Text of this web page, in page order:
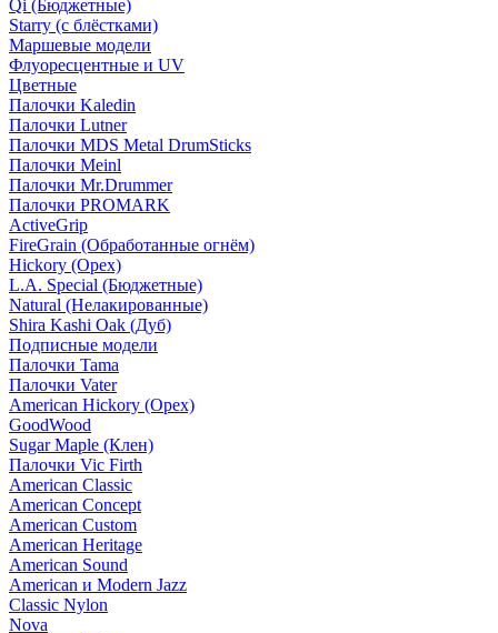
Qi (Бюджетные)
Starry (с блёстками)
Маршевые модели
Флуоресцентные и UV
Цветные
Палочки Kaledin
Палочки Lutner
Палочки MDS Metal DrumSticks
Палочки Meinl
Палочки Mr.Drummer
Палочки PROMARK
ActiveGrip
FireGrain (Обработанные огнём)
Hickory (Орех)
L.A. Special (Бюджетные)
Natural (Нелакированные)
Shira Kashi Oak (Дуб)
Подписные модели
Палочки Tama
Палочки Vater
American Hickory (Орех)
GoodWood
Sugar Maple (Клен)
Палочки Vic Firth
American Classic
American Concept
American Custom
American Heritage
American Sound
American и Modern Jazz
Classic Nylon
Nova